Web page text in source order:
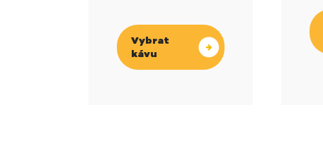
Vybrat
kávu